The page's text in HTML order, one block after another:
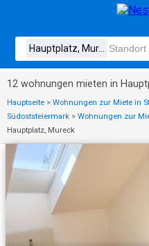
12 wohnungen mieten in
Hauptseite > Wohnungen zur Miete in
Südoststeiermark > Wohnungen zur
Hauptplatz, Mureck